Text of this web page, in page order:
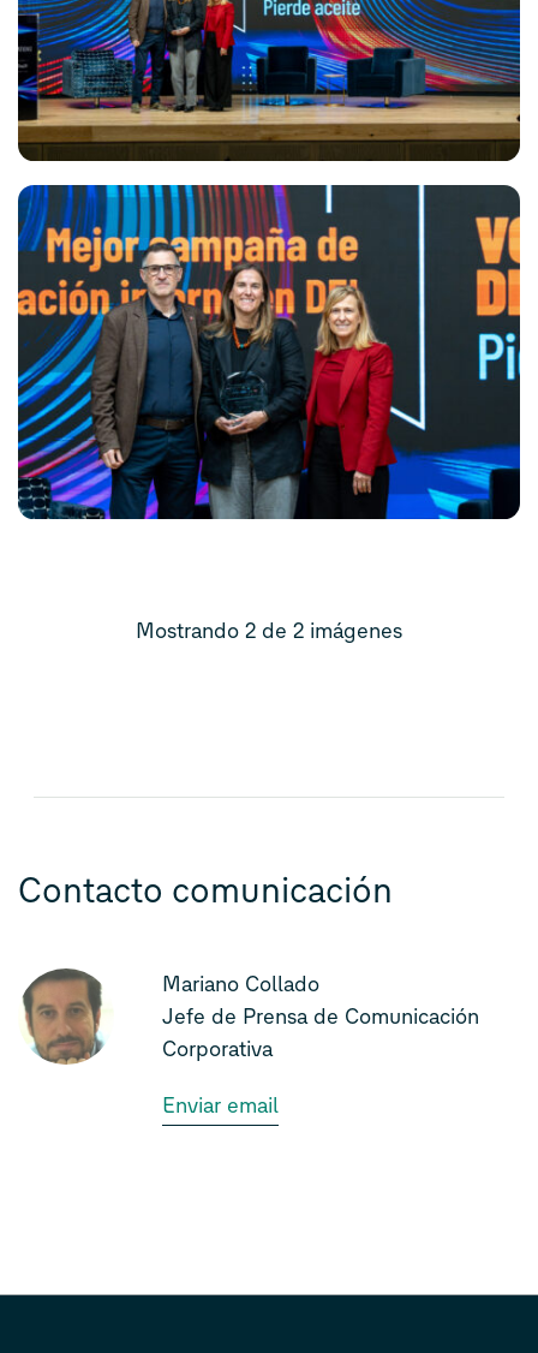
Mostrando 2 de 2 imágenes
Contacto comunicación
Mariano Collado
Jefe de Prensa de Comunicación
Corporativa
Enviar email